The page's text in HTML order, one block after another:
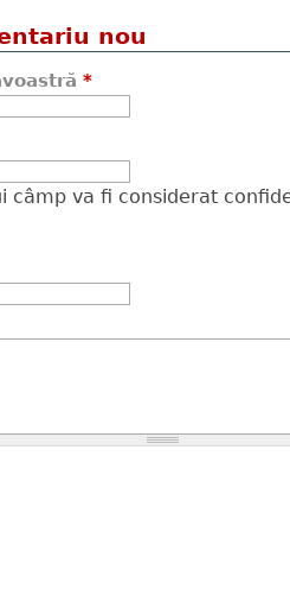
nou
*
câmp va fi considerat